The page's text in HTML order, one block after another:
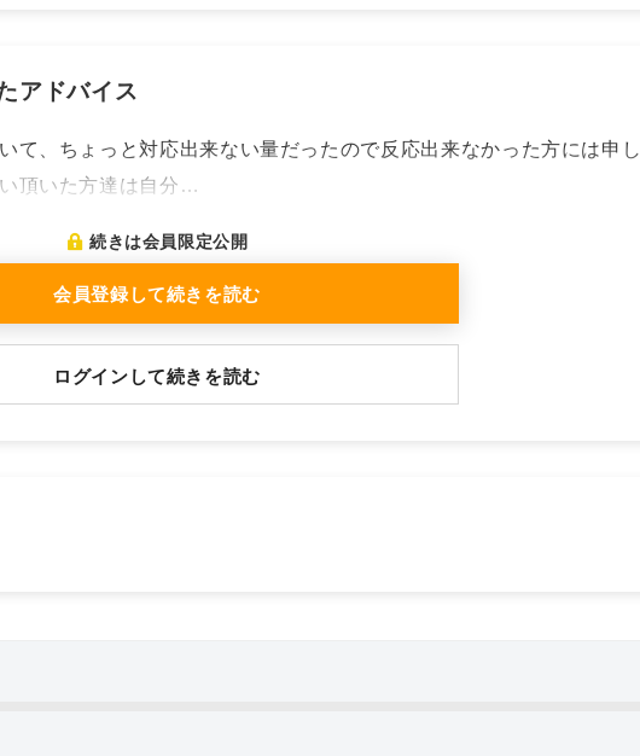
アドバイス
て、ちょっと対応出来ない量だったので反応出来なかった方には申し
頂いた方達は自分…
続きは会員限定公開
会員登録して続きを読む
ログインして続きを読む